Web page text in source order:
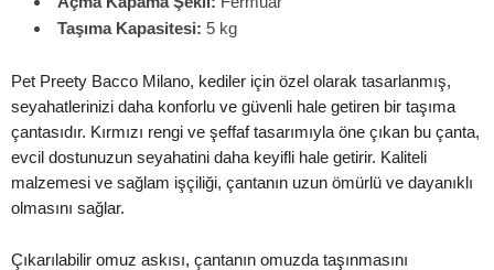
Taşıma Kapasitesi: 5 kg
Pet Preety Bacco Milano, kediler için özel olarak tasarlanmış,
seyahatlerinizi daha konforlu ve güvenli hale getiren bir taşıma
çantasıdır. Kırmızı rengi ve şeffaf tasarımıyla öne çıkan bu çanta,
evcil dostunuzun seyahatini daha keyifli hale getirir. Kaliteli
malzemesi ve sağlam işçiliği, çantanın uzun ömürlü ve dayanıklı
olmasını sağlar.
Çıkarılabilir omuz askısı, çantanın omuzda taşınmasını